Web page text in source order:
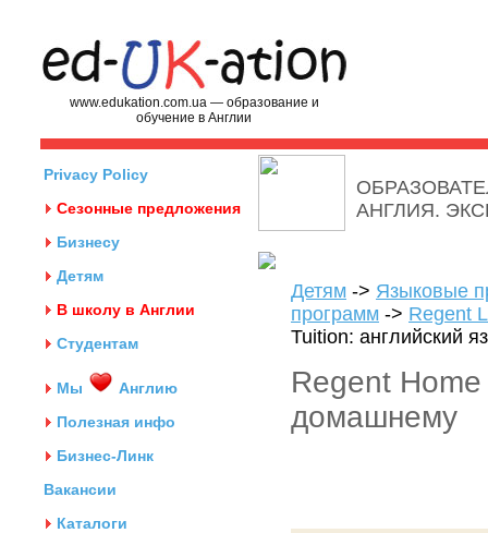
www.edukation.com.ua — образование и
обучение в Англии
Privacy Policy
Сезонные предложения
Бизнесу
Детям
В школу в Англии
Студентам
Мы
Англию
Полезная инфо
Бизнес-Линк
Вакансии
Каталоги
АНГЛИЯ.
Детям -> Языковые
программ -> Regent
Tuition: английский
Regent Home
домашнему